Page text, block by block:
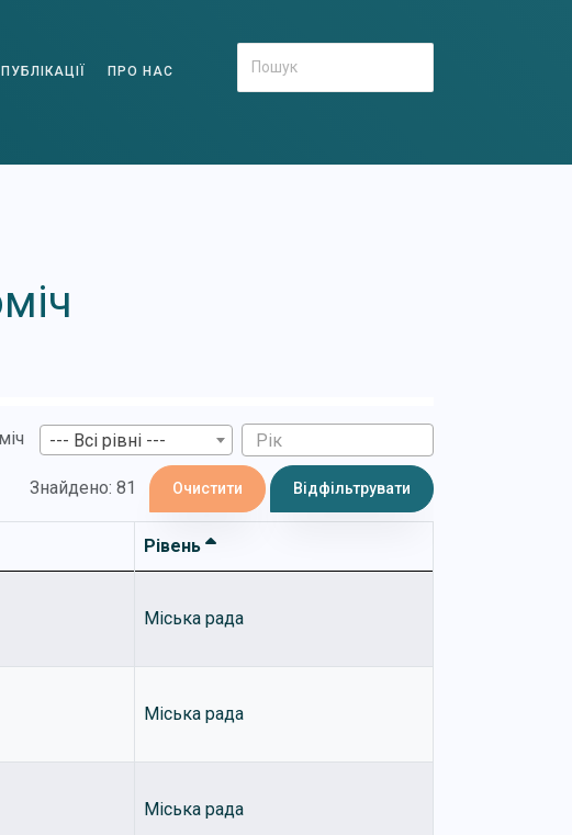
ПУБЛІКАЦІЇ ПРО НАС
--- Всі рівні ---
Знайдено: 81 Очистити Відфільтрувати
Рівень
Міська рада
Міська рада
Міська рада